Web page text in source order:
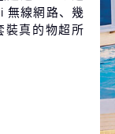
無線網路、幾
裝真的物超所